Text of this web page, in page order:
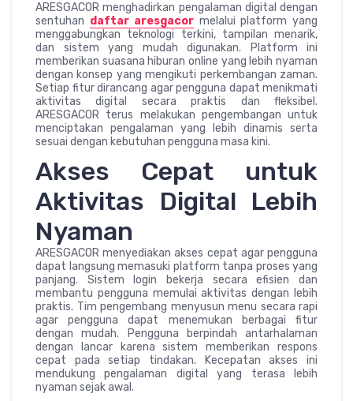
ARESGACOR menghadirkan pengalaman digital dengan
sentuhan daftar aresgacor melalui platform yang
menggabungkan teknologi terkini, tampilan menarik,
dan sistem yang mudah digunakan. Platform ini
memberikan suasana hiburan online yang lebih nyaman
dengan konsep yang mengikuti perkembangan zaman.
Setiap fitur dirancang agar pengguna dapat menikmati
aktivitas digital secara praktis dan fleksibel.
ARESGACOR terus melakukan pengembangan untuk
menciptakan pengalaman yang lebih dinamis serta
sesuai dengan kebutuhan pengguna masa kini.
Akses Cepat untuk
Aktivitas Digital Lebih
Nyaman
ARESGACOR menyediakan akses cepat agar pengguna
dapat langsung memasuki platform tanpa proses yang
panjang. Sistem login bekerja secara efisien dan
membantu pengguna memulai aktivitas dengan lebih
praktis. Tim pengembang menyusun menu secara rapi
agar pengguna dapat menemukan berbagai fitur
dengan mudah. Pengguna berpindah antarhalaman
dengan lancar karena sistem memberikan respons
cepat pada setiap tindakan. Kecepatan akses ini
mendukung pengalaman digital yang terasa lebih
nyaman sejak awal.